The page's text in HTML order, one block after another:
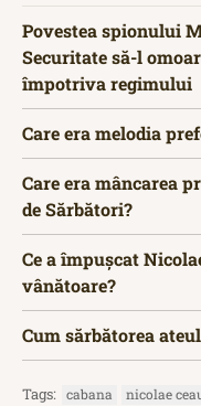
Povestea spionului
Securitate să-l
împotriva regimului
Care era melodia
Care era mâncarea
de Sărbători?
Ce a împușcat
vânătoare?
Cum sărbătorea
Tags: cabana nicolae